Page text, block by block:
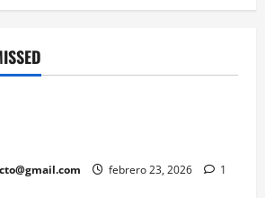
febrero 23, 2026 1